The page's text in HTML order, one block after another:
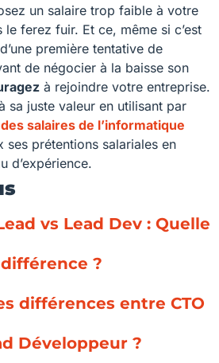
un salaire trop faible à votre
ferez fuir. Et ce, même si c’est
première tentative de
de négocier à la baisse son
à rejoindre votre entreprise.
sa juste valeur en utilisant par
salaires de l’informatique
ses prétentions salariales en
d’expérience.
vs Lead Dev : Quelle
?
différences entre CTO
Développeur ?